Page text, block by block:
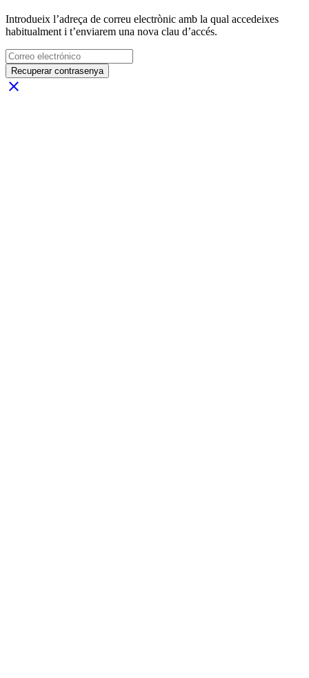
Introdueix l’adreça de correu electrònic amb la qual accedeixes
habitualment i t’enviarem una nova clau d’accés.
Recuperar contrasenya
close